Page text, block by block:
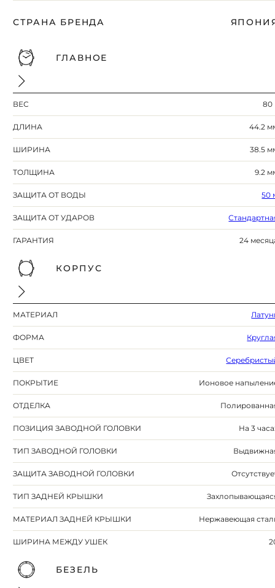
СТРАНА БРЕНДА
ГЛАВНОЕ
ВЕС 80
ДЛИНА 44.2
ШИРИНА 38.5
ТОЛЩИНА 9.2
ЗАЩИТА ОТ ВОДЫ 50
ЗАЩИТА ОТ УДАРОВ
ГАРАНТИЯ 24
КОРПУС
МАТЕРИАЛ
ФОРМА
ЦВЕТ
ПОКРЫТИЕ Ионовое
ОТДЕЛКА
ПОЗИЦИЯ ЗАВОДНОЙ ГОЛОВКИ На 3
ТИП ЗАВОДНОЙ ГОЛОВКИ
ЗАЩИТА ЗАВОДНОЙ ГОЛОВКИ
ТИП ЗАДНЕЙ КРЫШКИ
МАТЕРИАЛ ЗАДНЕЙ КРЫШКИ Нержавеющая
ШИРИНА МЕЖДУ УШЕК
БЕЗЕЛЬ